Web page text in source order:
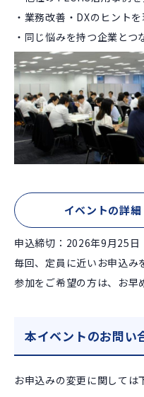
・業務改善・DXのヒント
・同じ悩みを持つ企業とつ
イベントの詳
申込締切：2026年9月25日
毎回、定員に近いお申込み
参加をご希望の方は、お早
本イベントのお問い
お申込みの変更に関しては